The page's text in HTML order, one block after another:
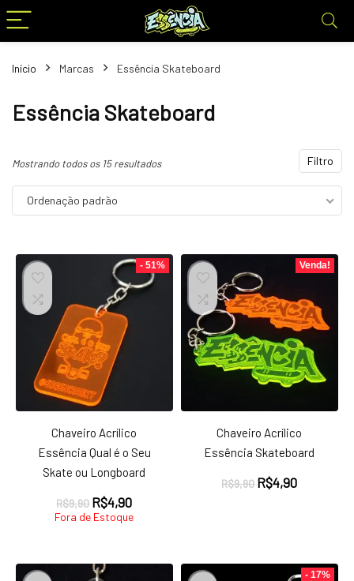
Início Marcas Essência Skateboard
Essência Skateboard
Filtro
Mostrando todos os 15 resultados
Ordenação padrão
- 51%
Chaveiro Acrílico
Essência Qual é o Seu
Skate ou Longboard
R$9,90 O
preço
R$9,90.
R$4,90O
preço
R$4,90.
Fora de Estoque
Venda!
Chaveiro Acrílico
Essência Skateboard
R$9,90 O
R$4,90O
- 17%